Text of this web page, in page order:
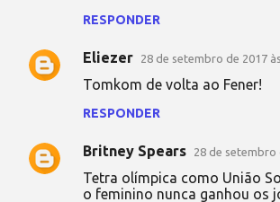
RESPONDER
Eliezer 28 de setembro de 2017
Tomkom de volta ao Fener!
RESPONDER
Britney Spears 28 de setembro
Tetra olímpica como União
o feminino nunca ganhou os